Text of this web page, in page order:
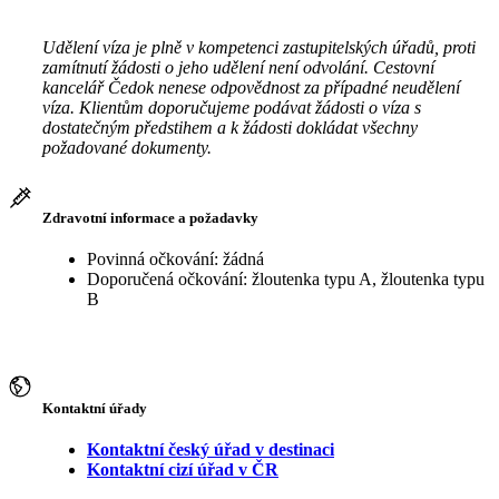
Udělení víza je plně v kompetenci zastupitelských úřadů, proti
zamítnutí žádosti o jeho udělení není odvolání. Cestovní
kancelář Čedok nenese odpovědnost za případné neudělení
víza. Klientům doporučujeme podávat žádosti o víza s
dostatečným předstihem a k žádosti dokládat všechny
požadované dokumenty.
Zdravotní informace a požadavky
Povinná očkování: žádná
Doporučená očkování: žloutenka typu A, žloutenka typu
B
Kontaktní úřady
Kontaktní český úřad v destinaci
Kontaktní cizí úřad v ČR